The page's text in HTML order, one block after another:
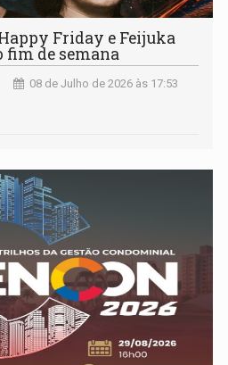
Happy Friday e Feijuka
fim de semana
08 de Julho de 2026 às 17:53